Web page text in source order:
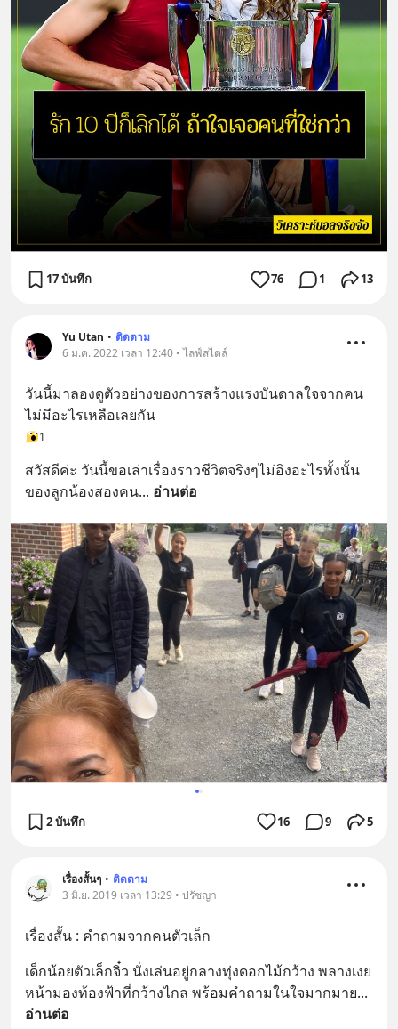
17 บันทึก 76 1 13
Yu Utan • ติดตาม
6 ม.ค. 2022 เวลา 12:40 • ไลฟ์สไตล์
วันนี้มาลองดูตัวอย่างของการสร้างแรงบันดาลใจจากคน
ไม่มีอะไรเหลือเลยกัน
1
สวัสดีค่ะ วันนี้ขอเล่าเรื่องราวชีวิตจริงๆไม่อิงอะไรทั้งนั้น
ของลูกน้องสองคน... อ่านต่อ
2 บันทึก 16 9 5
เรื่องสั้นๆ • ติดตาม
3 มิ.ย. 2019 เวลา 13:29 • ปรัชญา
เรื่องสั้น : คำถามจากคนตัวเล็ก
เด็กน้อยตัวเล็กจิ๋ว นั่งเล่นอยู่กลางทุ่งดอกไม้กว้าง พลางเงย
หน้ามองท้องฟ้าที่กว้างไกล พร้อมคำถามในใจมากมาย
อ่านต่อ